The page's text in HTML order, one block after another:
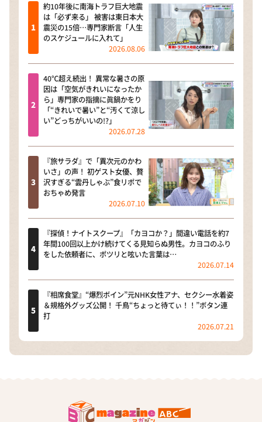
約10年後に南海トラフ巨大地震
は「必ず来る」 被害は東日本大
震災の15倍…専門家断言「人生
のスケジュールに入れて」
2026.08.06
40℃超え続出！ 異常な暑さの原
因は「空気がきれいになったか
ら」専門家の指摘に眞鍋かをり
「“きれいで暑い”と“汚くて涼し
い”どっちがいいの!?」
2026.07.28
『旅サラダ』で「異次元のかわ
いさ」の声！ 初ゲスト女優、贅
沢すぎる“雲丹しゃぶ”食リポで
おちゃめ発言
2026.07.10
『探偵！ナイトスクープ』「カヨコか？」間違い電話を約7
年間100回以上かけ続けてくる見知らぬ男性。カヨコのふり
をした依頼者に、ポツリと呟いた言葉は…
2026.07.14
『相席食堂』“爆烈ボイン”元NHK女性アナ、セクシー水着姿
＆規格外グッズ公開！ 千鳥“ちょっと待てぃ！！”ボタン連
打
2026.07.21